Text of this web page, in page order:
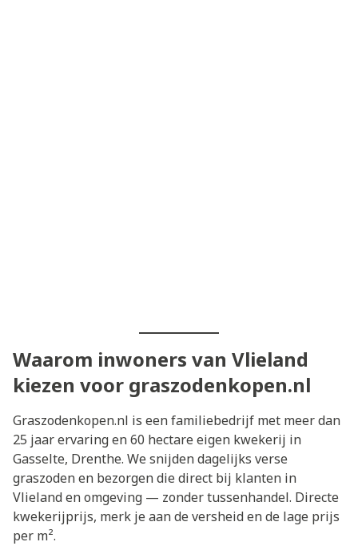
Waarom inwoners van Vlieland
kiezen voor graszodenkopen.nl
Graszodenkopen.nl is een familiebedrijf met meer dan
25 jaar ervaring en 60 hectare eigen kwekerij in
Gasselte, Drenthe. We snijden dagelijks verse
graszoden en bezorgen die direct bij klanten in
Vlieland en omgeving — zonder tussenhandel. Directe
kwekerijprijs, merk je aan de versheid en de lage prijs
per m².